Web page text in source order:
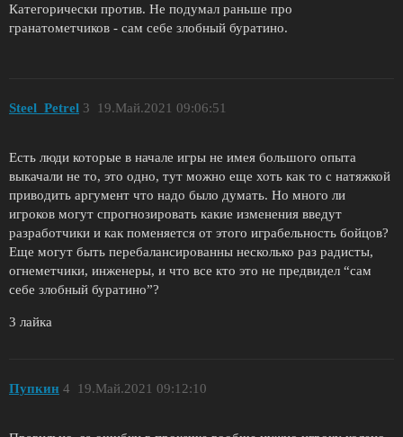
Категорически против. Не подумал раньше про
гранатометчиков - сам себе злобный буратино.
Steel_Petrel 19.Май.2021 09:06:51
3
Есть люди которые в начале игры не имея большого опыта
выкачали не то, это одно, тут можно еще хоть как то с натяжкой
приводить аргумент что надо было думать. Но много ли
игроков могут спрогнозировать какие изменения введут
разработчики и как поменяется от этого играбельность бойцов?
Еще могут быть перебалансированны несколько раз радисты,
огнеметчики, инженеры, и что все кто это не предвидел “сам
себе злобный буратино”?
3 лайка
Пупкин 19.Май.2021 09:12:10
4